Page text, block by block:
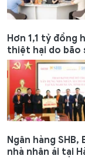
Hơn 1,1 tỷ đồng
thiệt hại do bão
Ngân hàng
nhà nhân ái tại